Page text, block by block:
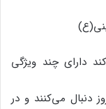
دارای چند ویژگی
دنبال می‌کنند و در